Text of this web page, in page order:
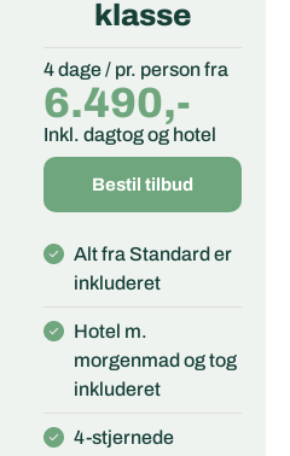
klasse
4 dage / pr. person fra
6.490,-
Inkl. dagtog og hotel
Bestil tilbud
Alt fra Standard er
inkluderet
Hotel m.
morgenmad og tog
inkluderet
4-stjernede